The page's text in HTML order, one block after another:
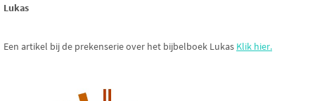
Lukas
Een artikel bij de prekenserie over het bijbelboek Lukas Klik hier.